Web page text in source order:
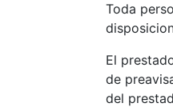
Toda
El
de
del